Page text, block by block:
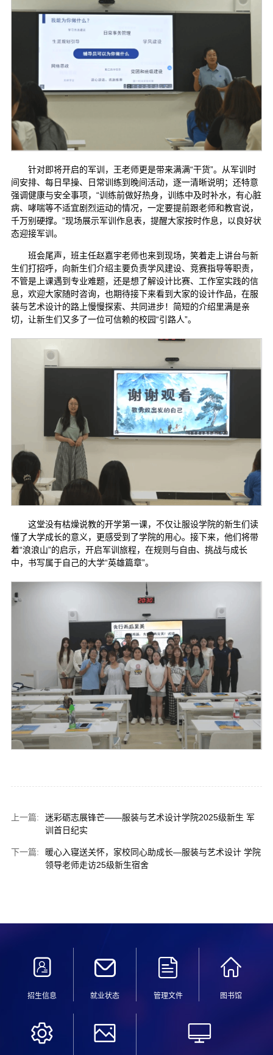
针对即将开启的军训，王老师更是带来满满“干货”。从军训时
间安排、每日早操、日常训练到晚间活动，逐一清晰说明；还特意
强调健康与安全事项，“训练前做好热身，训练中及时补水，有心脏
病、哮喘等不适宜剧烈运动的情况，一定要提前跟老师和教官说，
千万别硬撑。”现场展示军训作息表，提醒大家按时作息，以良好状
态迎接军训。
班会尾声，班主任赵嘉宇老师也来到现场，笑着走上讲台与新
生们打招呼，向新生们介绍主要负责学风建设、竞赛指导等职责，
不管是上课遇到专业难题，还是想了解设计比赛、工作室实践的信
息，欢迎大家随时咨询，也期待接下来看到大家的设计作品，在服
装与艺术设计的路上慢慢探索、共同进步！简短的介绍里满是亲
切，让新生们又多了一位可信赖的校园“引路人”。
这堂没有枯燥说教的开学第一课，不仅让服设学院的新生们读
懂了大学成长的意义，更感受到了学院的用心。接下来，他们将带
着“浪浪山”的启示，开启军训旅程，在规则与自由、挑战与成长
中，书写属于自己的大学“英雄篇章”。
上一篇:
迷彩砺志展锋芒——服装与艺术设计学院2025级新生 军
训首日纪实
下一篇:
暖心入寝送关怀，家校同心助成长—服装与艺术设计 学院
领导老师走访25级新生宿舍
招生信息 就业状态 管理文件 图书馆